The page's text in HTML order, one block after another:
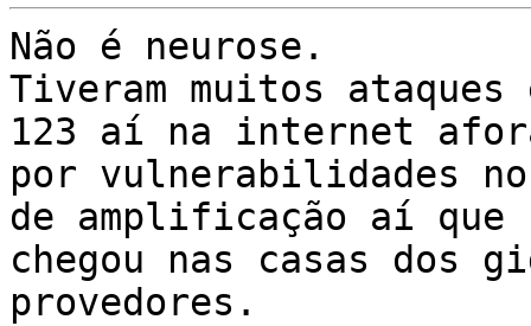
Não é neurose.
Tiveram muitos
123 aí na internet
por vulnerabilidades
de amplificação aí que
chegou nas casas dos
provedores.